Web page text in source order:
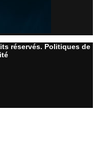
réservés. Politiques de